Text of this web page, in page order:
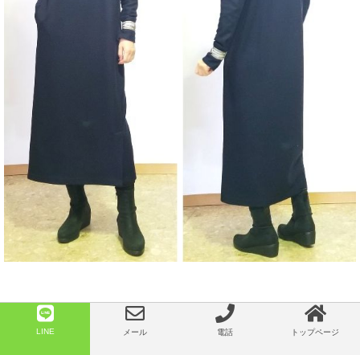
LINE メール 電話 トップページ